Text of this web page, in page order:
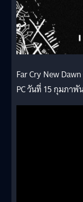
Far Cry New
PC วันที่ 15 กุมภาพั